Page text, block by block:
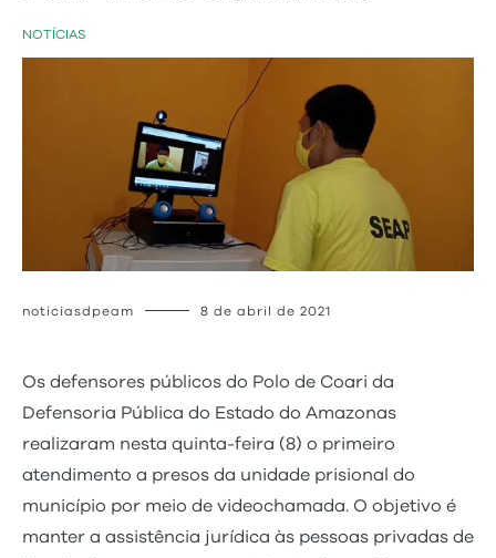
NOTÍCIAS
noticiasdpeam 8 de abril de 2021
Os defensores públicos do Polo de Coari da
Defensoria Pública do Estado do Amazonas
realizaram nesta quinta-feira (8) o primeiro
atendimento a presos da unidade prisional do
município por meio de videochamada. O objetivo é
manter a assistência jurídica às pessoas privadas de